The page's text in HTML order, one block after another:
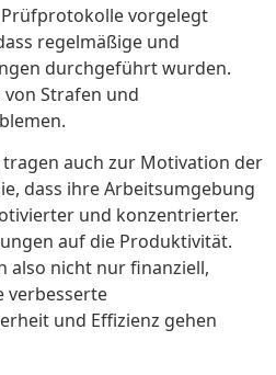
vorgelegt
regelmäßige und
durchgeführt wurden.
Strafen und
auch zur Motivation der
dass ihre Arbeitsumgebung
und konzentrierter.
auf die Produktivität.
also nicht nur finanziell,
verbesserte
und Effizienz gehen